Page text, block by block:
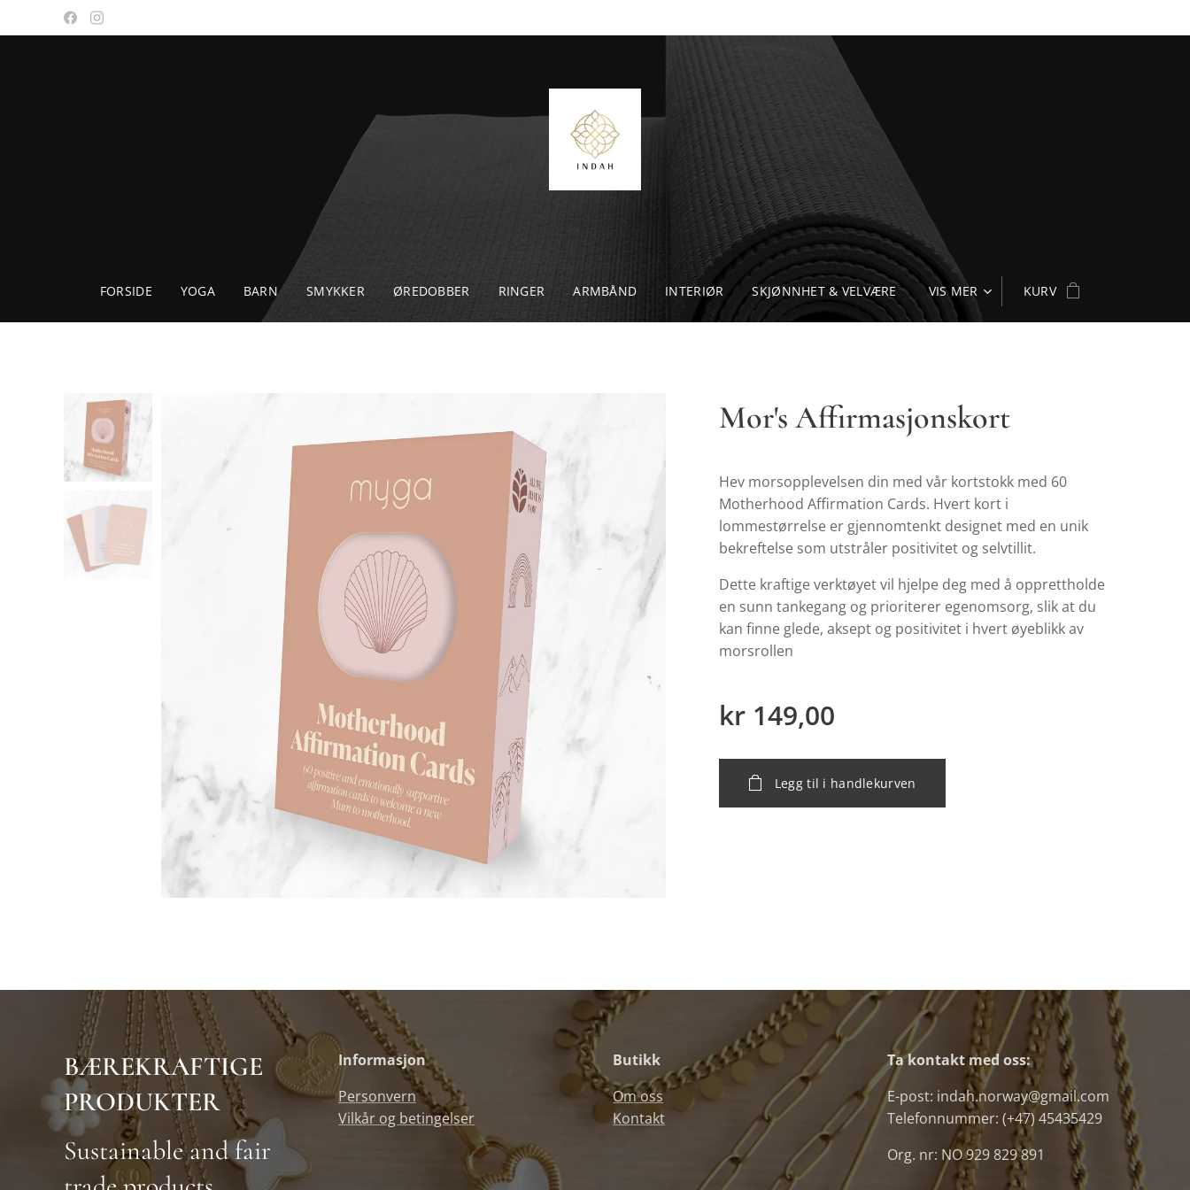
FORSIDE YOGA BARN SMYKKER ØREDOBBER RINGER ARMBÅND INTERIØR SKJØNNHET & VELVÆRE VIS MER KURV
Mor's Affirmasjonskort
Hev morsopplevelsen din med vår kortstokk med 60
Motherhood Affirmation Cards. Hvert kort i
lommestørrelse er gjennomtenkt designet med en unik
bekreftelse som utstråler positivitet og selvtillit.
Dette kraftige verktøyet vil hjelpe deg med å opprettholde
en sunn tankegang og prioriterer egenomsorg, slik at du
kan finne glede, aksept og positivitet i hvert øyeblikk av
morsrollen
kr 149,00
Legg til i handlekurven
BÆREKRAFTIGE
PRODUKTER
Sustainable and fair
Informasjon
Personvern
Vilkår og betingelser
Butikk
Om oss
Kontakt
Ta kontakt med oss:
E-post: indah.norway@gmail.com
Telefonnummer: (+47) 45435429
Org. nr: NO 929 829 891